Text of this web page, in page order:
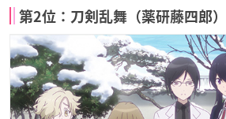
第2位：刀剣乱舞（薬研藤四郎